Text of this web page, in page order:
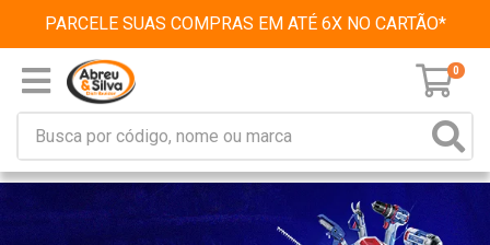
PARCELE SUAS COMPRAS EM ATÉ 6X NO CARTÃO*
0